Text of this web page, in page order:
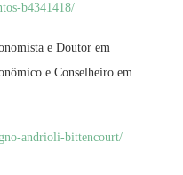
b4341418/
e Doutor em
e Conselheiro em
andrioli-bittencourt/